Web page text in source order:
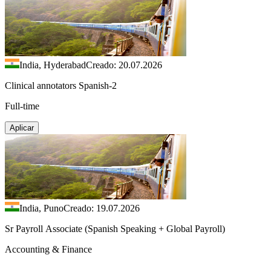
India, HyderabadCreado: 20.07.2026
Clinical annotators Spanish-2
Full-time
Aplicar
India, PunoCreado: 19.07.2026
Sr Payroll Associate (Spanish Speaking + Global Payroll)
Accounting & Finance